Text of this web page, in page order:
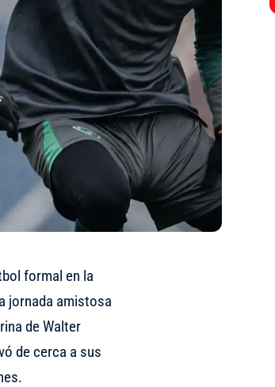
formal en la
jornada amistosa
de Walter
de cerca a sus